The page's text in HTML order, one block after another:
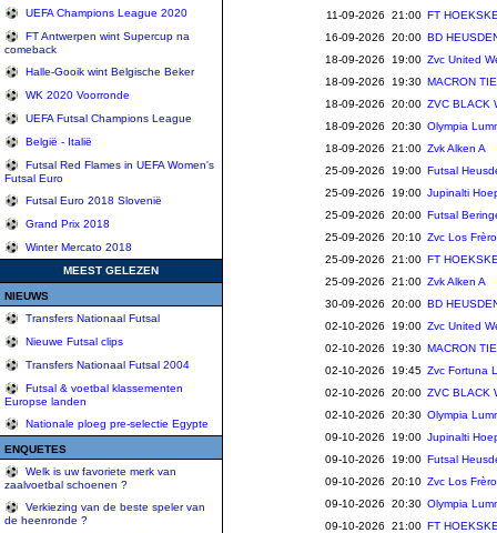
UEFA Champions League 2020
FT Antwerpen wint Supercup na
comeback
Halle-Gooik wint Belgische Beker
WK 2020 Voorronde
UEFA Futsal Champions League
België - Italië
Futsal Red Flames in UEFA Women's
Futsal Euro
Futsal Euro 2018 Slovenië
Grand Prix 2018
Winter Mercato 2018
MEEST GELEZEN
NIEUWS
Transfers Nationaal Futsal
Nieuwe Futsal clips
Transfers Nationaal Futsal 2004
Futsal & voetbal klassementen
Europse landen
Nationale ploeg pre-selectie Egypte
ENQUETES
Welk is uw favoriete merk van
zaalvoetbal schoenen ?
Verkiezing van de beste speler van
de heenronde ?
11-09-2026 21:00 FT
16-09-2026 20:00 BD
18-09-2026 19:00 Zvc United
18-09-2026 19:30 MACRON
18-09-2026 20:00 ZVC BLACK
18-09-2026 20:30 Olympia
18-09-2026 21:00 Zvk Alken A
25-09-2026 19:00 Futsal
25-09-2026 19:00 Jupinalti
25-09-2026 20:00 Futsal
25-09-2026 20:10 Zvc Los
25-09-2026 21:00 FT
25-09-2026 21:00 Zvk Alken A
30-09-2026 20:00 BD
02-10-2026 19:00 Zvc United
02-10-2026 19:30 MACRON
02-10-2026 19:45 Zvc Fortuna
02-10-2026 20:00 ZVC BLACK
02-10-2026 20:30 Olympia
09-10-2026 19:00 Jupinalti
09-10-2026 19:00 Futsal
09-10-2026 20:10 Zvc Los
09-10-2026 20:30 Olympia
09-10-2026 21:00 FT